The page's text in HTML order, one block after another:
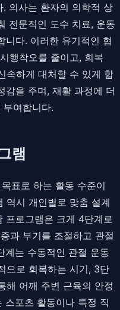
의사는 환자의 의학적 상
전문적인 도수 치료, 운동
니다. 이러한 유기적인 협
행착오를 줄이고, 회복
속하게 대처할 수 있게 합
감을 주며, 재활 과정에 더
여합니다.
램
표로 하는 활동 수준이
역시 개인별로 맞춤 설계
프로그램은 크게 4단계로
과 부기를 조절하고 관절
계는 수동적인 관절 운동
으로 회복하는 시기, 3단
해 어깨 주변 근육의 안정
스포츠 활동이나 특정 직